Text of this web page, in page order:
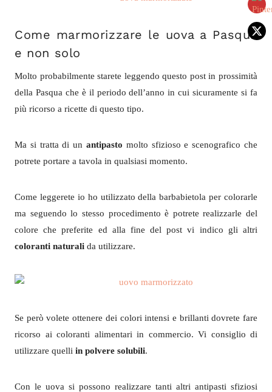
Come marmorizzare le uova a Pasqua
e non solo
Molto probabilmente starete leggendo questo post in prossimità
della Pasqua che è il periodo dell’anno in cui sicuramente si fa
più ricorso a ricette di questo tipo.
Ma si tratta di un antipasto molto sfizioso e scenografico che
potrete portare a tavola in qualsiasi momento.
Come leggerete io ho utilizzato della barbabietola per colorarle
ma seguendo lo stesso procedimento è potrete realizzarle del
colore che preferite ed alla fine del post vi indico gli altri
coloranti naturali da utilizzare.
Se però volete ottenere dei colori intensi e brillanti dovrete fare
ricorso ai coloranti alimentari in commercio. Vi consiglio di
utilizzare quelli in polvere solubili.
Con le uova si possono realizzare tanti altri antipasti sfiziosi